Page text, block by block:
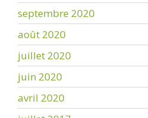
septembre 2020
août 2020
juillet 2020
juin 2020
avril 2020